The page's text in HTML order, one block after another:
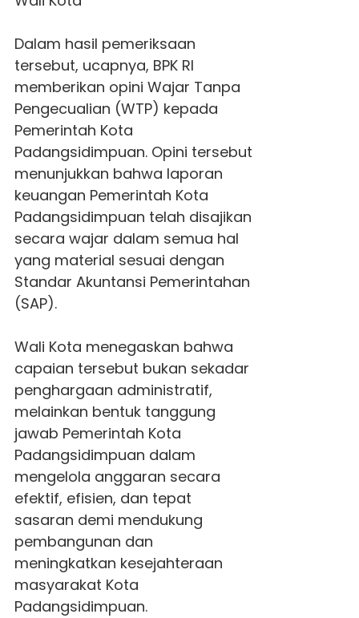
Dalam hasil pemeriksaan
tersebut, ucapnya, BPK RI
memberikan opini Wajar Tanpa
Pengecualian (WTP) kepada
Pemerintah Kota
Padangsidimpuan. Opini tersebut
menunjukkan bahwa laporan
keuangan Pemerintah Kota
Padangsidimpuan telah disajikan
secara wajar dalam semua hal
yang material sesuai dengan
Standar Akuntansi Pemerintahan
(SAP).
Wali Kota menegaskan bahwa
capaian tersebut bukan sekadar
penghargaan administratif,
melainkan bentuk tanggung
jawab Pemerintah Kota
Padangsidimpuan dalam
mengelola anggaran secara
efektif, efisien, dan tepat
sasaran demi mendukung
pembangunan dan
meningkatkan kesejahteraan
masyarakat Kota
Padangsidimpuan.